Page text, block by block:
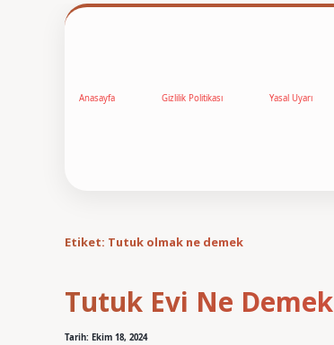
Anasayfa Gizlilik Politikası Yasal Uyarı
Etiket: Tutuk olmak ne demek
Tutuk Evi Ne Demek
Tarih: Ekim 18, 2024